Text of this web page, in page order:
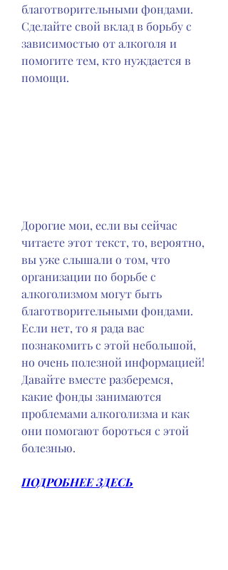
благотворительными фондами.
Сделайте свой вклад в борьбу с
зависимостью от алкоголя и
помогите тем, кто нуждается в
помощи.
Дорогие мои, если вы сейчас
читаете этот текст, то, вероятно,
вы уже слышали о том, что
организации по борьбе с
алкоголизмом могут быть
благотворительными фондами.
Если нет, то я рада вас
познакомить с этой небольшой,
но очень полезной информацией!
Давайте вместе разберемся,
какие фонды занимаются
проблемами алкоголизма и как
они помогают бороться с этой
болезнью.
ПОДРОБНЕЕ ЗДЕСЬ